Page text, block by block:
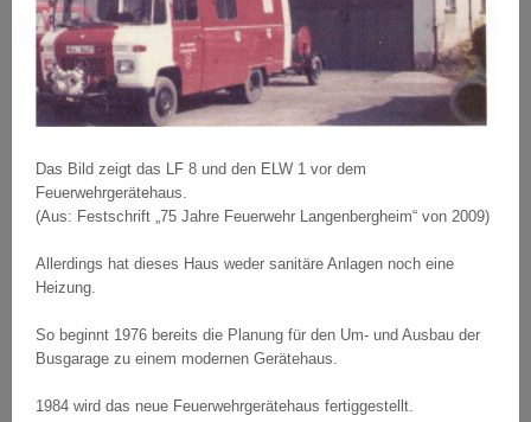
Das Bild zeigt das LF 8 und den ELW 1 vor dem
Feuerwehrgerätehaus.
(Aus: Festschrift „75 Jahre Feuerwehr Langenbergheim“ von 2009)
Allerdings hat dieses Haus weder sanitäre Anlagen noch eine
Heizung.
So beginnt 1976 bereits die Planung für den Um- und Ausbau der
Busgarage zu einem modernen Gerätehaus.
1984 wird das neue Feuerwehrgerätehaus fertiggestellt.